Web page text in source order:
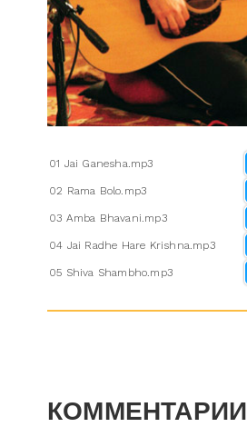
01 Jai Ganesha.mp3
02 Rama Bolo.mp3
03 Amba Bhavani.mp3
04 Jai Radhe Hare Krishna.mp3
05 Shiva Shambho.mp3
КОММЕНТАРИИ